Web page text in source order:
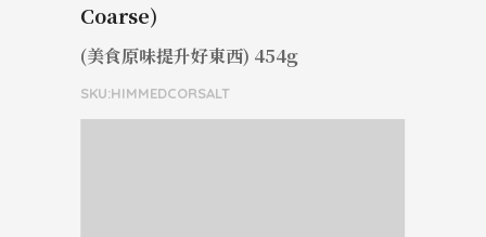
Coarse)
(美食原味提升好東西) 454g
SKU:HIMMEDCORSALT